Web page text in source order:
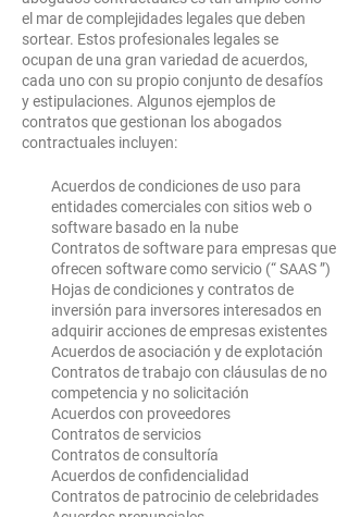
el mar de complejidades legales que deben
sortear. Estos profesionales legales se
ocupan de una gran variedad de acuerdos,
cada uno con su propio conjunto de desafíos
y estipulaciones. Algunos ejemplos de
contratos que gestionan los abogados
contractuales incluyen:
Acuerdos de condiciones de uso para
entidades comerciales con sitios web o
software basado en la nube
Contratos de software para empresas que
ofrecen software como servicio (“SAAS”)
Hojas de condiciones y contratos de
inversión para inversores interesados en
adquirir acciones de empresas existentes
Acuerdos de asociación y de explotación
Contratos de trabajo con cláusulas de no
competencia y no solicitación
Acuerdos con proveedores
Contratos de servicios
Contratos de consultoría
Acuerdos de confidencialidad
Contratos de patrocinio de celebridades